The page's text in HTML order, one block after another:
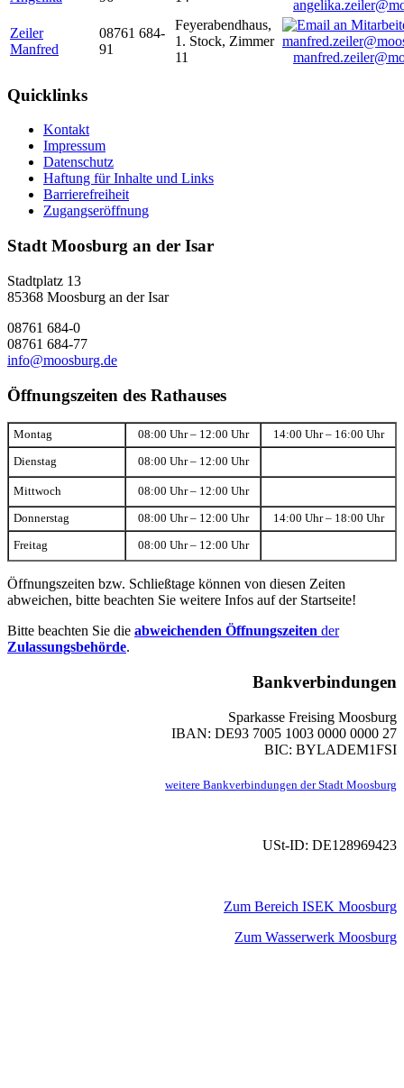
Zeiler
Manfred
08761 684-
91
Feyerabendhaus,
1. Stock, Zimmer
11
Quicklinks
Kontakt
Impressum
Datenschutz
Haftung für Inhalte und Links
Barrierefreiheit
Zugangseröffnung
Stadt Moosburg an der Isar
Stadtplatz 13
85368 Moosburg an der Isar
08761 684-0
08761 684-77
info@moosburg.de
Öffnungszeiten des Rathauses
Montag 08:00 Uhr – 12:00 Uhr 14:00 Uhr – 16:00 Uhr
Dienstag 08:00 Uhr – 12:00 Uhr
Mittwoch 08:00 Uhr – 12:00 Uhr
Donnerstag 08:00 Uhr – 12:00 Uhr 14:00 Uhr – 18:00 Uhr
Freitag 08:00 Uhr – 12:00 Uhr
Öffnungszeiten bzw. Schließtage können von diesen Zeiten
abweichen, bitte beachten Sie weitere Infos auf der Startseite!
Bitte beachten Sie die abweichenden Öffnungszeiten der
Zulassungsbehörde.
Bankverbindungen
Sparkasse Freising Moosburg
IBAN: DE93 7005 1003 0000 0000 27
BIC: BYLADEM1FSI
weitere Bankverbindungen der Stadt Moosburg
USt-ID: DE128969423
Zum Bereich ISEK Moosburg
Zum Wasserwerk Moosburg